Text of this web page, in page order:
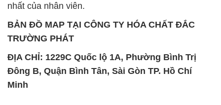
nhất của nhân viên.
BẢN ĐỒ MAP TẠI CÔNG TY HÓA CHẤT ĐẮC
TRƯỜNG PHÁT
ĐỊA CHỈ: 1229C Quốc lộ 1A, Phường Bình Trị
Đông B, Quận Bình Tân, Sài Gòn TP. Hồ Chí
Minh